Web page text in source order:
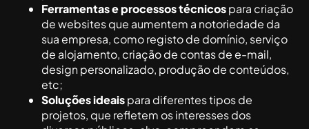
Ferramentas e processos técnicospara criação
de websites que aumentem a notoriedade da
sua empresa, como registo de domínio, serviço
de alojamento, criação de contas de e-mail,
design personalizado, produção de conteúdos,
etc;
Soluções ideaispara diferentes tipos de
projetos, que refletem os interesses dos